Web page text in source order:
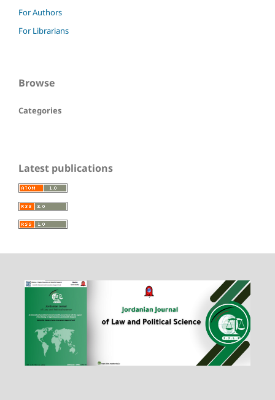
For Authors
For Librarians
Browse
Categories
Latest publications